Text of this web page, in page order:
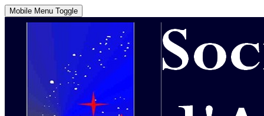
Mobile Menu Toggle